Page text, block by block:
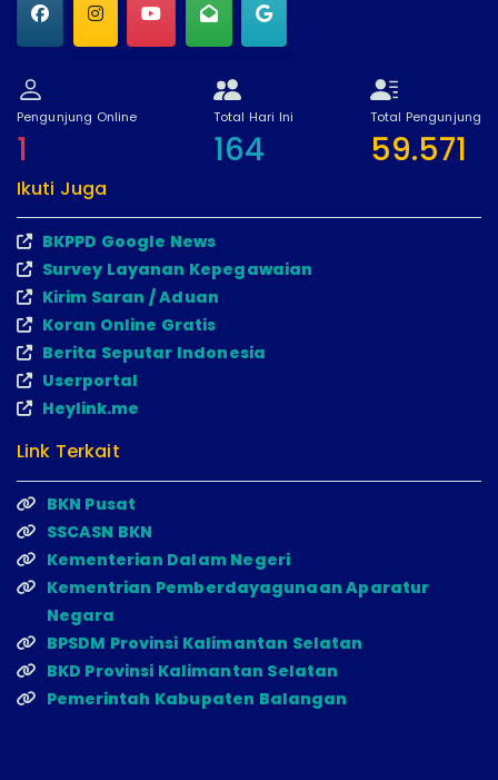
Pengunjung Online
1
Total Hari Ini
164
Total Pengunjung
59.571
Ikuti Juga
BKPPD Google News
Survey Layanan Kepegawaian
Kirim Saran / Aduan
Koran Online Gratis
Berita Seputar Indonesia
Userportal
Heylink.me
Link Terkait
BKN Pusat
SSCASN BKN
Kementerian Dalam Negeri
Kementrian Pemberdayagunaan Aparatur
Negara
BPSDM Provinsi Kalimantan Selatan
BKD Provinsi Kalimantan Selatan
Pemerintah Kabupaten Balangan